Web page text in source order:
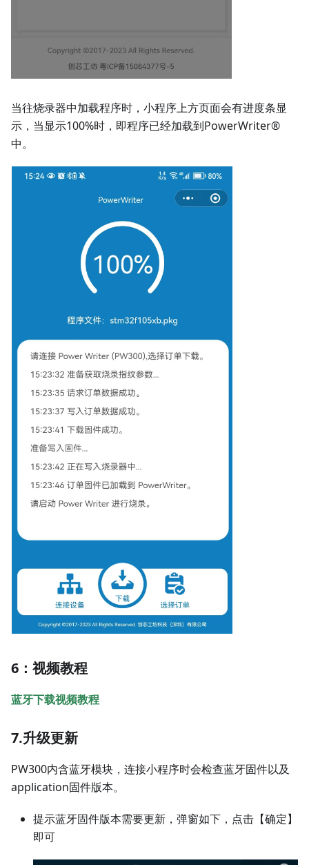
当往烧录器中加载程序时，小程序上方页面会有进度条显
示，当显示100%时，即程序已经加载到PowerWriter®
中。
6：视频教程
蓝牙下载视频教程
7.升级更新
PW300内含蓝牙模块，连接小程序时会检查蓝牙固件以及
application固件版本。
提示蓝牙固件版本需要更新，弹窗如下，点击【确定】
即可